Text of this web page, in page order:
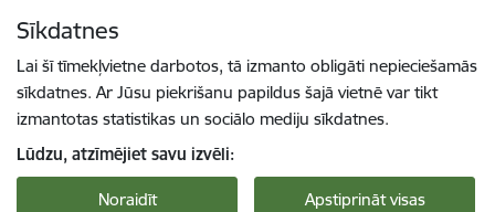
Sīkdatnes
Lai šī tīmekļvietne darbotos, tā izmanto obligāti nepieciešamās
sīkdatnes. Ar Jūsu piekrišanu papildus šajā vietnē var tikt
izmantotas statistikas un sociālo mediju sīkdatnes.
Lūdzu, atzīmējiet savu izvēli:
Noraidīt Apstiprināt visas